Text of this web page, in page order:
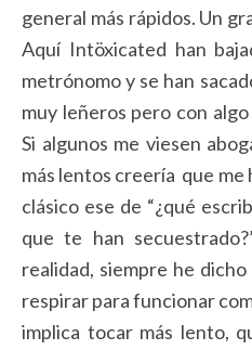
general más rápidos. Un
Aquí Intöxicated han
metrónomo y se han
muy leñeros pero con
Si algunos me viesen
más lentos creería que me
clásico ese de “¿qué
que te han
realidad, siempre he
respirar para funcionar
implica tocar más lento,